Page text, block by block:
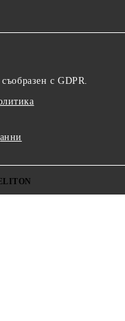
с GDPR.